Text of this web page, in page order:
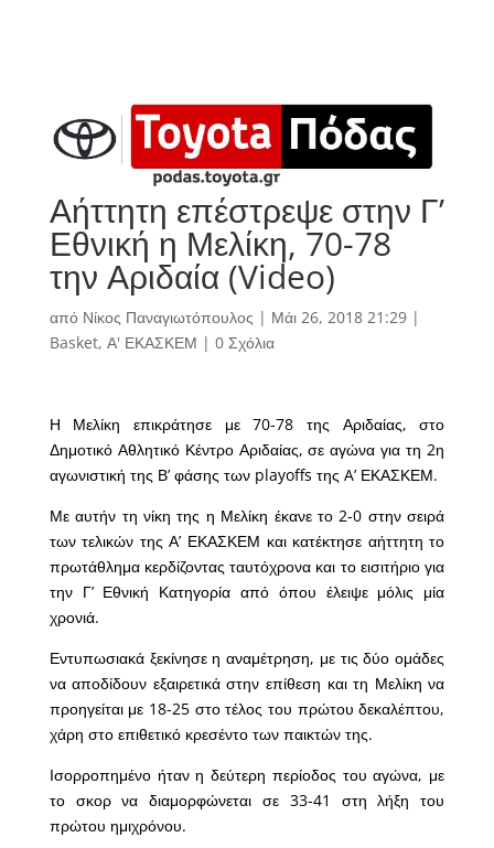
Αήττητη επέστρεψε στην Γ’
Εθνική η Μελίκη, 70-78
την Αριδαία (Video)
από Νίκος Παναγιωτόπουλος | Μάι 26, 2018 21:29|
Basket, Α' ΕΚΑΣΚΕΜ | 0 Σχόλια
Η Μελίκη επικράτησε με 70-78 της Αριδαίας, στο
Δημοτικό Αθλητικό Κέντρο Αριδαίας, σε αγώνα για τη 2η
αγωνιστική της Β’ φάσης των playoffs της A’ ΕΚΑΣΚΕΜ.
Με αυτήν τη νίκη της η Μελίκη έκανε το 2-0 στην σειρά
των τελικών της Α’ ΕΚΑΣΚΕΜ και κατέκτησε αήττητη το
πρωτάθλημα κερδίζοντας ταυτόχρονα και το εισιτήριο για
την Γ’ Εθνική Κατηγορία από όπου έλειψε μόλις μία
χρονιά.
Εντυπωσιακά ξεκίνησε η αναμέτρηση, με τις δύο ομάδες
να αποδίδουν εξαιρετικά στην επίθεση και τη Μελίκη να
προηγείται με 18-25 στο τέλος του πρώτου δεκαλέπτου,
χάρη στο επιθετικό κρεσέντο των παικτών της.
Ισορροπημένο ήταν η δεύτερη περίοδος του αγώνα, με
το σκορ να διαμορφώνεται σε 33-41 στη λήξη του
πρώτου ημιχρόνου.